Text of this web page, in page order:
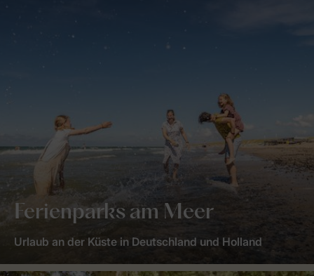
Ferienparks am Meer
Urlaub an der Küste in Deutschland und Holland